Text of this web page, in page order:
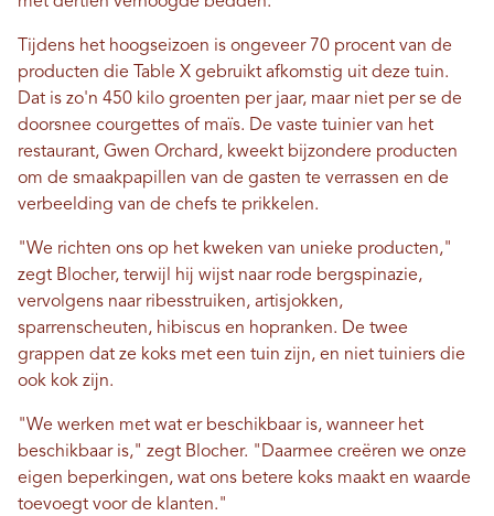
Tijdens het hoogseizoen is ongeveer 70 procent van de
producten die Table X gebruikt afkomstig uit deze tuin.
Dat is zo'n 450 kilo groenten per jaar, maar niet per se de
doorsnee courgettes of maïs. De vaste tuinier van het
restaurant, Gwen Orchard, kweekt bijzondere producten
om de smaakpapillen van de gasten te verrassen en de
verbeelding van de chefs te prikkelen.
"We richten ons op het kweken van unieke producten,"
zegt Blocher, terwijl hij wijst naar rode bergspinazie,
vervolgens naar ribesstruiken, artisjokken,
sparrenscheuten, hibiscus en hopranken. De twee
grappen dat ze koks met een tuin zijn, en niet tuiniers die
ook kok zijn.
"We werken met wat er beschikbaar is, wanneer het
beschikbaar is," zegt Blocher. "Daarmee creëren we onze
eigen beperkingen, wat ons betere koks maakt en waarde
toevoegt voor de klanten."